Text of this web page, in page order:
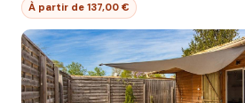
À partir de 137,00 €